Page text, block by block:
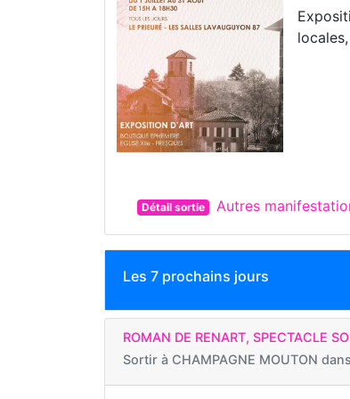
Détail sortie Autres
Les 7 prochains jours
ROMAN DE RENART, SPECTACLE
Sortir à CHAMPAGNE MOUTON